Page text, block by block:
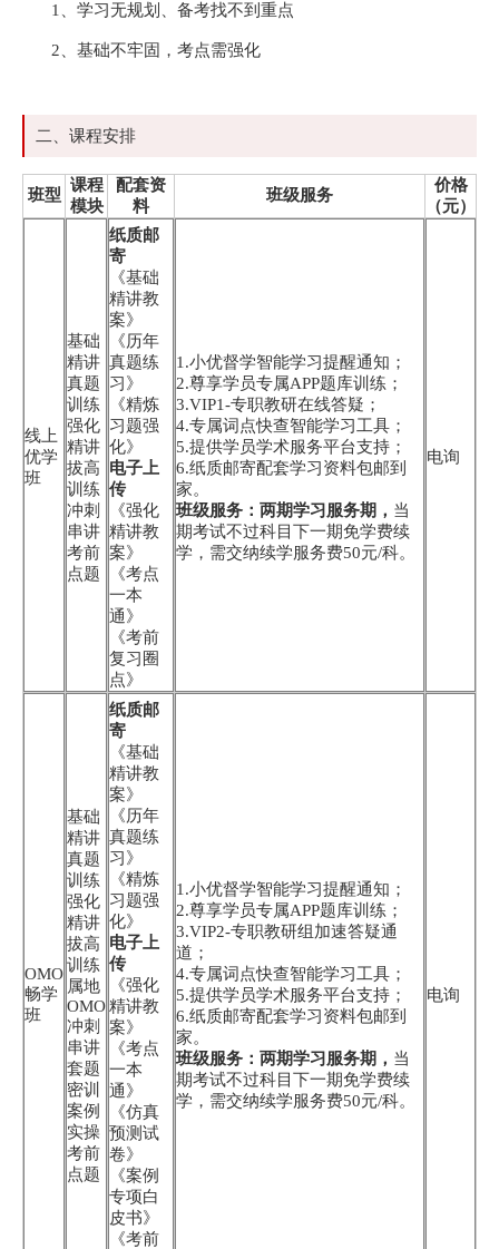
1、学习无规划、备考找不到重点
2、基础不牢固，考点需强化
二、课程安排
班型
课程
模块
配套资
料
班级服务
价格
（元）
线上
优学
班
基础
精讲
真题
训练
强化
精讲
拔高
训练
冲刺
串讲
考前
点题
纸质邮
寄
《基础
精讲教
案》
《历年
真题练
习》
《精炼
习题强
化》
电子上
传
《强化
精讲教
案》
《考点
一本
通》
《考前
复习圈
点》
1.小优督学智能学习提醒通知；
2.尊享学员专属APP题库训练；
3.VIP1-专职教研在线答疑；
4.专属词点快查智能学习工具；
5.提供学员学术服务平台支持；
6.纸质邮寄配套学习资料包邮到
家。
班级服务：两期学习服务期， 当
期考试不过科目下一期免学费续
学，需交纳续学服务费50元/科。
电询
OMO
畅学
班
基础
精讲
真题
训练
强化
精讲
拔高
训练
属地
OMO
冲刺
串讲
套题
密训
案例
实操
考前
点题
纸质邮
寄
《基础
精讲教
案》
《历年
真题练
习》
《精炼
习题强
化》
电子上
传
《强化
精讲教
案》
《考点
一本
通》
《仿真
预测试
卷》
《案例
专项白
皮书》
《考前
1.小优督学智能学习提醒通知；
2.尊享学员专属APP题库训练；
3.VIP2-专职教研组加速答疑通
道；
4.专属词点快查智能学习工具；
5.提供学员学术服务平台支持；
6.纸质邮寄配套学习资料包邮到
家。
班级服务：两期学习服务期， 当
期考试不过科目下一期免学费续
学，需交纳续学服务费50元/科。
电询